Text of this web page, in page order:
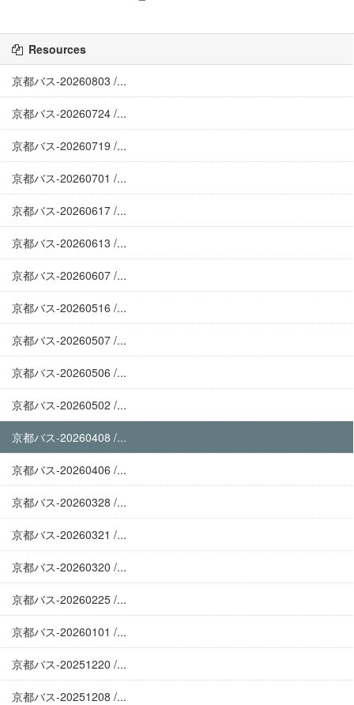
Resources
京都バス-20260803 /...
京都バス-20260724 /...
京都バス-20260719 /...
京都バス-20260701 /...
京都バス-20260617 /...
京都バス-20260613 /...
京都バス-20260607 /...
京都バス-20260516 /...
京都バス-20260507 /...
京都バス-20260506 /...
京都バス-20260502 /...
京都バス-20260408 /...
京都バス-20260406 /...
京都バス-20260328 /...
京都バス-20260321 /...
京都バス-20260320 /...
京都バス-20260225 /...
京都バス-20260101 /...
京都バス-20251220 /...
京都バス-20251208 /...